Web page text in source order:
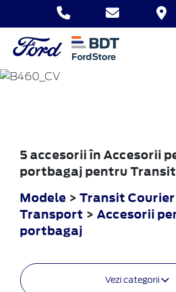
TRANSIT
COURIER
5 accesorii în Accesorii
portbagaj pentru
Modele > Transit
Transport > Accesorii
portbagaj
Vezi categorii